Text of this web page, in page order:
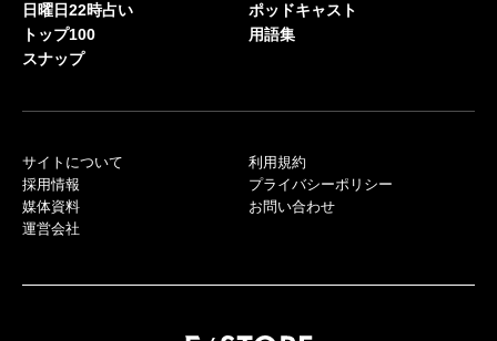
日曜日22時占い
トップ100
スナップ
ポッドキャスト
用語集
サイトについて
採用情報
媒体資料
運営会社
利用規約
プライバシーポリシー
お問い合わせ